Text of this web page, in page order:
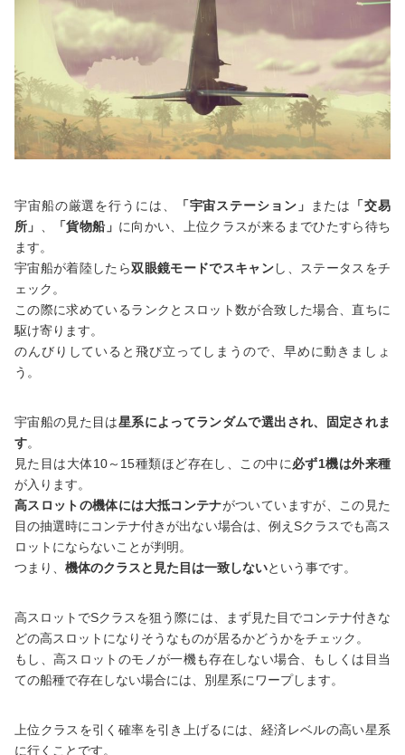
宇宙船の厳選を行うには、 「宇宙ステーション」 または
「交易
所」
「貨物船」 に向かい、上位クラスが来るまでひたすら待ち
ます。
宇宙船が着陸したら双眼鏡モードでスキャンし、ステータスをチ
ェック。
この際に求めているランクとスロット数が合致した場合、直ちに
駆け寄ります。
のんびりしていると飛び立ってしまうので、早めに動きましょ
う。
宇宙船の見た目は星系によってランダムで選出され、固定されま
す。
見た目は大体10～15種類ほど存在し、この中に必ず1機は外来種
が入ります。
高スロットの機体には大抵コンテナがついていますが、この見た
目の抽選時にコンテナ付きが出ない場合は、例えSクラスでも高ス
ロットにならないことが判明。
つまり、 機体のクラスと見た目は一致しないという事です。
高スロットでSクラスを狙う際には、まず見た目でコンテナ付きな
どの高スロットになりそうなものが居るかどうかをチェック。
もし、高スロットのモノが一機も存在しない場合、もしくは目当
ての船種で存在しない場合には、別星系にワープします。
上位クラスを引く確率を引き上げるには、経済レベルの高い星系
に行くことです。